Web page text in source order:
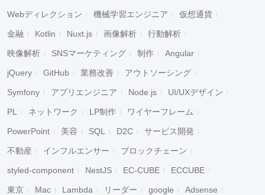
Webディレクション 機械学習エンジニア 仮想通貨
金融 Kotlin Nuxt.js 画像解析 行動解析
映像解析 SNSマーケティング 制作 Angular
jQuery GitHub 業務改善 アウトソーシング
Symfony アプリエンジニア Node.js UI/UXデザイン
PL ネットワーク LP制作 ワイヤーフレーム
PowerPoint 美容 SQL D2C サービス開発
不動産 インフルエンサー ブロックチェーン
styled-component NestJS EC-CUBE ECCUBE
東京 Mac Lambda リーダー google Adsense